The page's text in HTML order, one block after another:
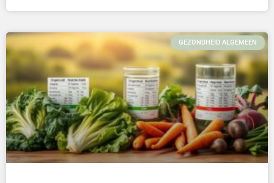
GEZONDHEID ALGEMEEN